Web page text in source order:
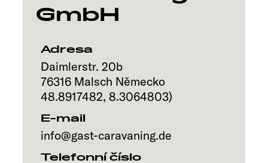
GmbH
Adresa
Daimlerstr. 20b
76316 Malsch Německo
48.8917482, 8.3064803)
E-mail
info@gast-caravaning.de
Telefonní číslo